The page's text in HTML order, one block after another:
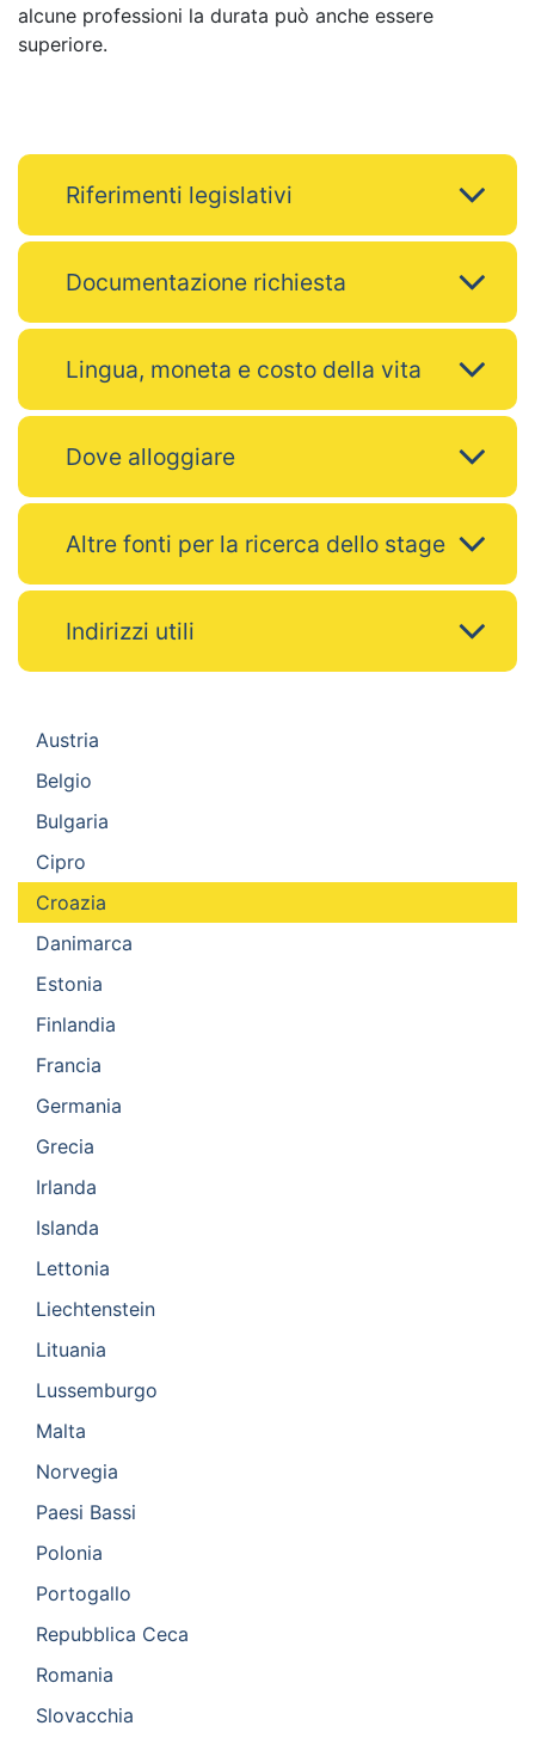
Austria
Belgio
Bulgaria
Cipro
Croazia
Danimarca
Estonia
Finlandia
Francia
Germania
Grecia
Irlanda
Islanda
Lettonia
Liechtenstein
Lituania
Lussemburgo
Malta
Norvegia
Paesi Bassi
Polonia
Portogallo
Repubblica Ceca
Romania
Slovacchia
alcune professioni la durata può anche essere
superiore.
Riferimenti legislativi
Documentazione richiesta
Lingua, moneta e costo della vita
Dove alloggiare
Altre fonti per la ricerca dello stage
Indirizzi utili